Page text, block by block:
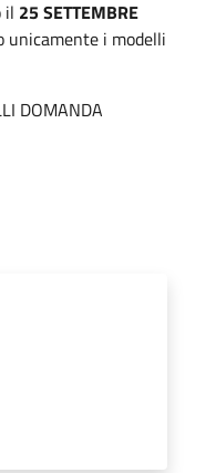
il 25 SETTEMBRE
unicamente i modelli
DOMANDA